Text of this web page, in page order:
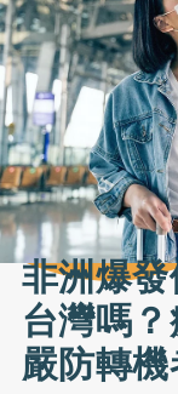
非洲爆
台灣嗎
嚴防轉